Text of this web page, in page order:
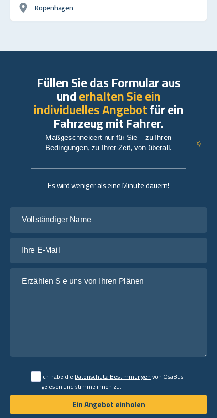
Kopenhagen
Es wird weniger als eine Minute dauern!
Ich habe dieDatenschutz-Bestimmungenvon OsaBus
gelesen und stimme ihnen zu.
Ein Angebot einholen
Ein Angebot einholen
Füllen Sie das Formular aus
underhalten Sie ein
individuelles Angebotfür ein
Fahrzeug mit Fahrer.
Maßgeschneidert nur für Sie – zu Ihren
Bedingungen, zu Ihrer Zeit, von überall.